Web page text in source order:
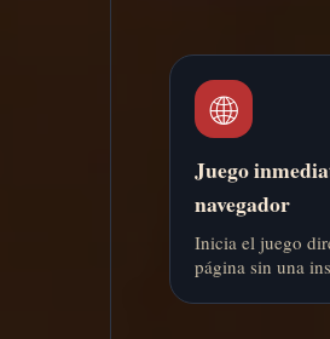
🌐
Juego
navegador
Inicia el juego
página sin una